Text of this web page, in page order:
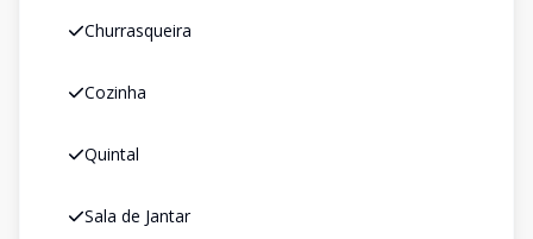
Churrasqueira
Cozinha
Quintal
Sala de Jantar